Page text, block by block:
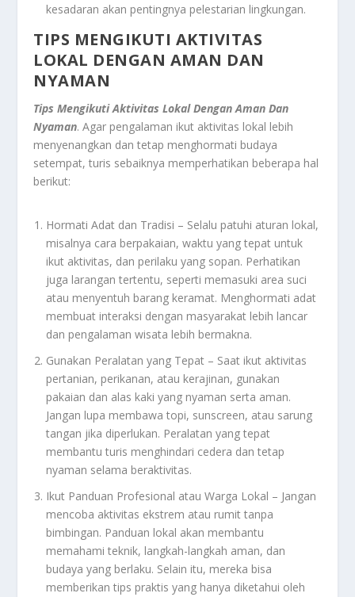
kesadaran akan pentingnya pelestarian lingkungan.
TIPS MENGIKUTI AKTIVITAS
LOKAL DENGAN AMAN DAN
NYAMAN
Tips Mengikuti Aktivitas Lokal Dengan Aman Dan
Nyaman. Agar pengalaman ikut aktivitas lokal lebih
menyenangkan dan tetap menghormati budaya
setempat, turis sebaiknya memperhatikan beberapa hal
berikut:
Hormati Adat dan Tradisi – Selalu patuhi aturan lokal,
misalnya cara berpakaian, waktu yang tepat untuk
ikut aktivitas, dan perilaku yang sopan. Perhatikan
juga larangan tertentu, seperti memasuki area suci
atau menyentuh barang keramat. Menghormati adat
membuat interaksi dengan masyarakat lebih lancar
dan pengalaman wisata lebih bermakna.
Gunakan Peralatan yang Tepat – Saat ikut aktivitas
pertanian, perikanan, atau kerajinan, gunakan
pakaian dan alas kaki yang nyaman serta aman.
Jangan lupa membawa topi, sunscreen, atau sarung
tangan jika diperlukan. Peralatan yang tepat
membantu turis menghindari cedera dan tetap
nyaman selama beraktivitas.
Ikut Panduan Profesional atau Warga Lokal – Jangan
mencoba aktivitas ekstrem atau rumit tanpa
bimbingan. Panduan lokal akan membantu
memahami teknik, langkah-langkah aman, dan
budaya yang berlaku. Selain itu, mereka bisa
memberikan tips praktis yang hanya diketahui oleh